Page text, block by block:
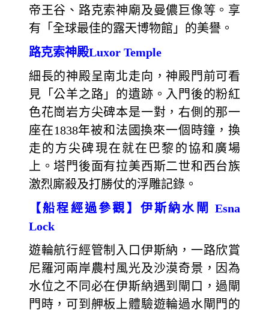
帝王谷、路克索神廟及曼儂巨像等。享
有「全球最佳的露天博物館」的美譽。
路克索神殿Luxor Temple
細長的神殿呈南北走向，神殿門前可看
見「公羊之路」的遺跡。入門後的粉紅
色花崗岩方尖碑本是一對，右側的那一
座在1838年被和法國換來一個時鐘，換
走的方尖碑現在就在巴黎的協和廣場
上。塔門後面有拉美西斯二世和西台族
激烈廝殺及打勝仗的浮雕記錄。
【船程經過參觀】伊斯納水閘 Esna
Lock
遊輪航行經管制入口伊斯納，一路欣賞
尼羅河兩岸農村風光及沙漠奇景，因為
水位之不同必在伊斯納遇到閘口，過閘
門時，可到舺板上體驗遊輪過水閘門的